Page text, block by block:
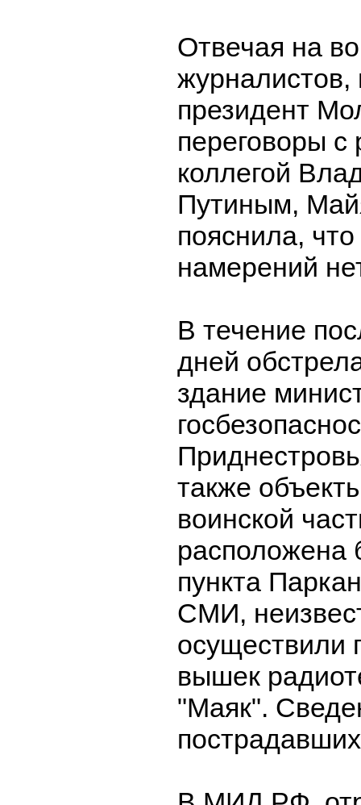
Отвечая на
журналистов,
президент
переговоры с
коллегой
Путиным,
пояснила, что
намерений
В течение
дней
здание
также
воинской
расположена
пункта
СМИ,
осуществили
вышек
"Маяк".